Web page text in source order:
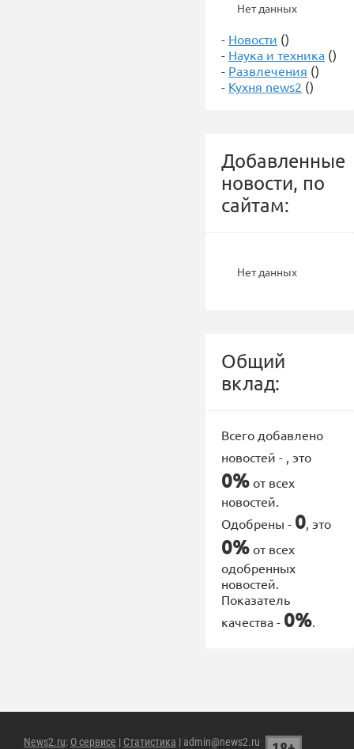
Нет данных
- Новости ()
- Наука и техника ()
- Развлечения ()
- Кухня news2 ()
Добавленные
новости, по
сайтам:
Нет данных
Общий
вклад:
Всего добавлено
новостей - , это
0% от всех
новостей.
Одобрены - 0, это
0% от всех
одобренных
новостей.
Показатель
качества - 0%.
News2.ru: О сервисе | Статистика | admin@news2.ru